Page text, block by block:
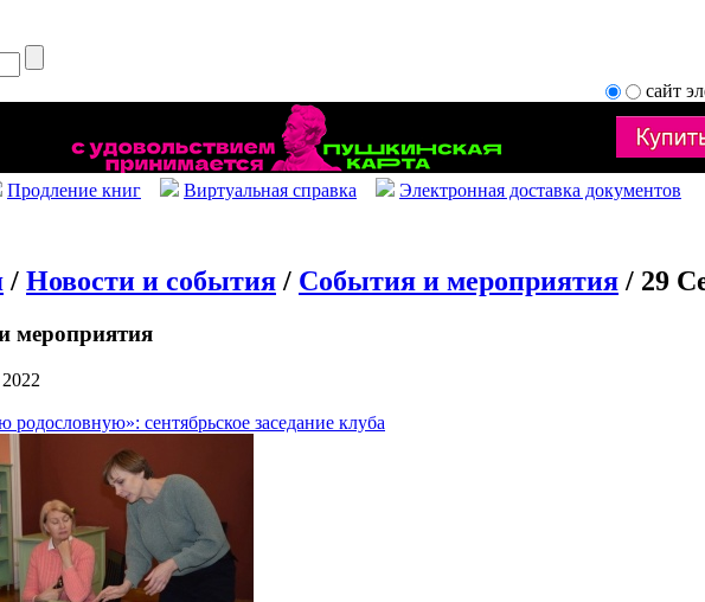
сайт
Продление книг Виртуальная справка
Электронная доставка документов
/ Новости и события / События и мероприятия / 29
мероприятия
родословную»: сентябрьское заседание клуба